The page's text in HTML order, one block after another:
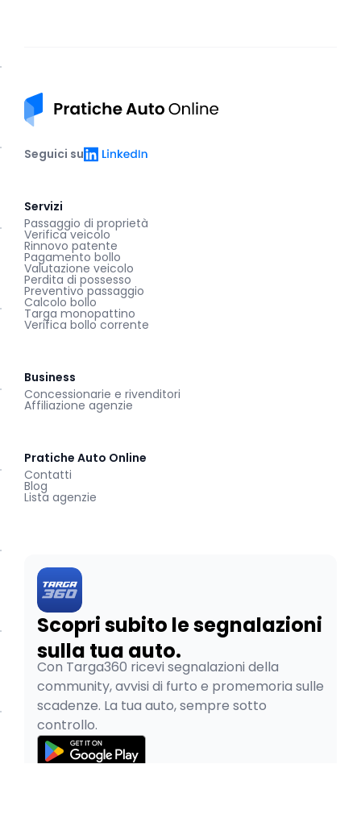
LinkedIn
Seguici su
Servizi
Passaggio di proprietà
Verifica veicolo
Rinnovo patente
Pagamento bollo
Valutazione veicolo
Perdita di possesso
Preventivo passaggio
Calcolo bollo
Targa monopattino
Verifica bollo corrente
Business
Concessionarie e rivenditori
Affiliazione agenzie
Pratiche Auto Online
Contatti
Blog
Lista agenzie
Scopri subito le segnalazioni
sulla tua auto.
Con Targa360 ricevi segnalazioni della
community, avvisi di furto e promemoria sulle
scadenze. La tua auto, sempre sotto
controllo.